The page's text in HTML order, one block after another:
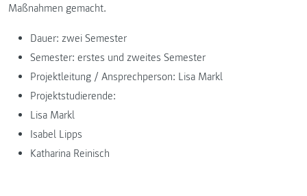
Maßnahmen gemacht.
Dauer: zwei Semester
Semester: erstes und zweites Semester
Projektleitung / Ansprechperson: Lisa Markl
Projektstudierende:
Lisa Markl
Isabel Lipps
Katharina Reinisch